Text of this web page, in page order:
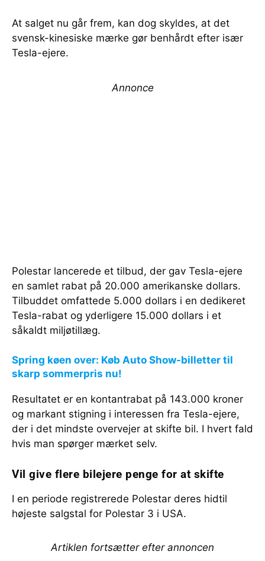
At salget nu går frem, kan dog skyldes, at det
svensk-kinesiske mærke gør benhårdt efter især
Tesla-ejere.
Annonce
Polestar lancerede et tilbud, der gav Tesla-ejere
en samlet rabat på 20.000 amerikanske dollars.
Tilbuddet omfattede 5.000 dollars i en dedikeret
Tesla-rabat og yderligere 15.000 dollars i et
såkaldt miljøtillæg.
Spring køen over: Køb Auto Show-billetter til
skarp sommerpris nu!
Resultatet er en kontantrabat på 143.000 kroner
og markant stigning i interessen fra Tesla-ejere,
der i det mindste overvejer at skifte bil. I hvert fald
hvis man spørger mærket selv.
Vil give flere bilejere penge for at skifte
I en periode registrerede Polestar deres hidtil
højeste salgstal for Polestar 3 i USA.
Artiklen fortsætter efter annoncen